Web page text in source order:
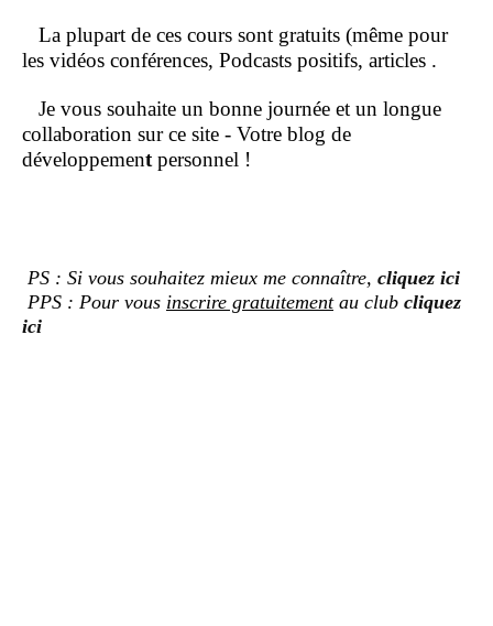
La plupart de ces cours sont gratuits (même pour
les vidéos conférences, Podcasts positifs, articles .
Je vous souhaite un bonne journée et un longue
collaboration sur ce site - Votre blog de
développementpersonnel !
PS : Si vous souhaitez mieux me connaître, cliquez ici
PPS : Pour vous inscrire gratuitementau club cliquez
ici